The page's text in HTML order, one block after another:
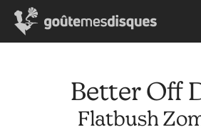
Better Off
Flatbush